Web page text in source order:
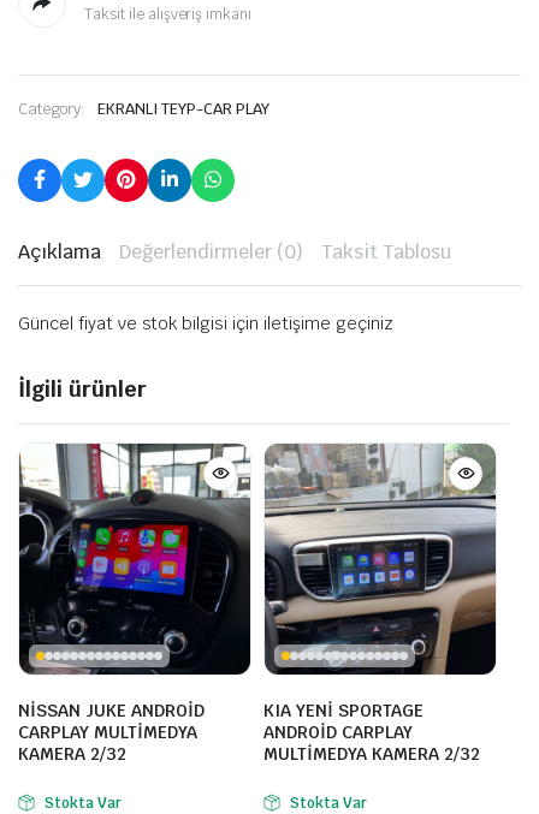
Taksit ile alışveriş imkanı
Category: EKRANLI TEYP-CAR PLAY
Açıklama Değerlendirmeler (0) Taksit Tablosu
Güncel fiyat ve stok bilgisi için iletişime geçiniz
İlgili ürünler
NİSSAN JUKE ANDROİD
CARPLAY MULTİMEDYA
KAMERA 2/32
Stokta Var
KIA YENİ SPORTAGE
ANDROİD CARPLAY
MULTİMEDYA KAMERA 2/32
Stokta Var